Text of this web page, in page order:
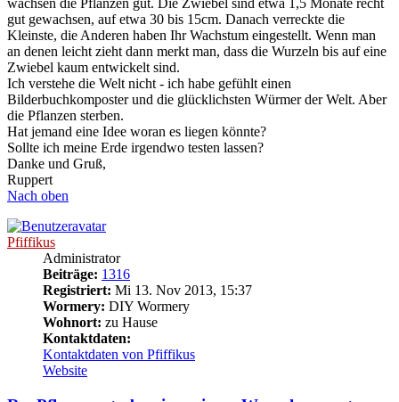
wachsen die Pflanzen gut. Die Zwiebel sind etwa 1,5 Monate recht
gut gewachsen, auf etwa 30 bis 15cm. Danach verreckte die
Kleinste, die Anderen haben Ihr Wachstum eingestellt. Wenn man
an denen leicht zieht dann merkt man, dass die Wurzeln bis auf eine
Zwiebel kaum entwickelt sind.
Ich verstehe die Welt nicht - ich habe gefühlt einen
Bilderbuchkomposter und die glücklichsten Würmer der Welt. Aber
die Pflanzen sterben.
Hat jemand eine Idee woran es liegen könnte?
Sollte ich meine Erde irgendwo testen lassen?
Danke und Gruß,
Ruppert
Nach oben
Pfiffikus
Administrator
Beiträge: 1316
Registriert: Mi 13. Nov 2013, 15:37
Wormery: DIY Wormery
Wohnort: zu Hause
Kontaktdaten:
Kontaktdaten von Pfiffikus
Website